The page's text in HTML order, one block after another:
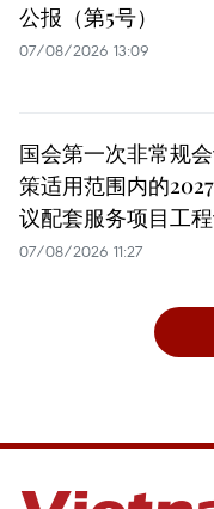
公报（第5号）
07/08/2026 13:09
国会第一次非常规
策适用范围内的
议配套服务项目工
07/08/2026 11:27